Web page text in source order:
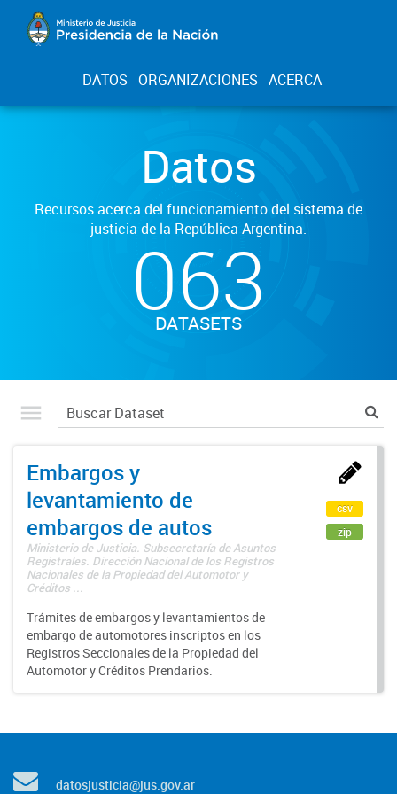
DATOS ORGANIZACIONES ACERCA
Datos
Recursos acerca del funcionamiento del sistema de
justicia de la República Argentina.
063
DATASETS
Embargos y
levantamiento de
embargos de autos
Ministerio de Justicia. Subsecretaría de Asuntos
Registrales. Dirección Nacional de los Registros
Nacionales de la Propiedad del Automotor y
Créditos ...
Trámites de embargos y levantamientos de
embargo de automotores inscriptos en los
Registros Seccionales de la Propiedad del
Automotor y Créditos Prendarios.
csv
zip
datosjusticia@jus.gov.ar